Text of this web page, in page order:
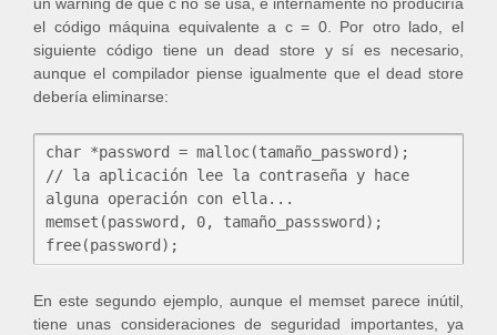
el código máquina equivalente a c = 0. Por otro lado, el
siguiente código tiene un dead store y sí es necesario,
aunque el compilador piense igualmente que el dead store
debería eliminarse:
char *password = malloc(tamaño_password);
// la aplicación lee la contraseña y hace
alguna operación con ella...
memset(password, 0, tamaño_passsword);
En este segundo ejemplo, aunque el memset parece inútil,
tiene unas consideraciones de seguridad importantes, ya